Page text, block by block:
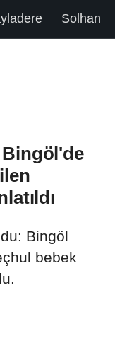
Solhan
Bingöl
bebek